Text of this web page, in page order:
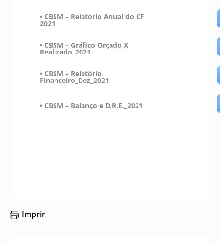
• CBSM – Relatório Anual do CF
2021
• CBSM – Gráfico Orçado X
Realizado_2021
• CBSM – Relatório
Financeiro_Dez_2021
• CBSM – Balanço e D.R.E._2021
Imprir